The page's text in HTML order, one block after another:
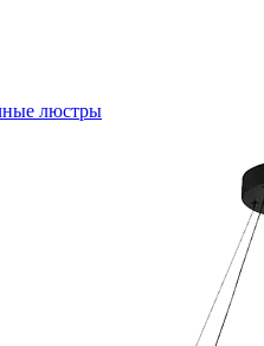
люстры